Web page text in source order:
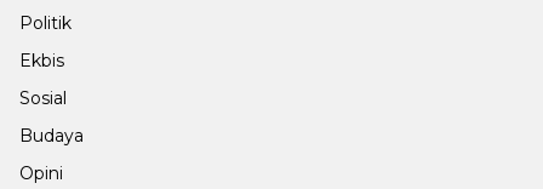
Politik
Ekbis
Sosial
Budaya
Opini